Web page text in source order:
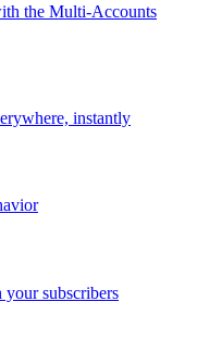
the Multi-Accounts
instantly
your subscribers